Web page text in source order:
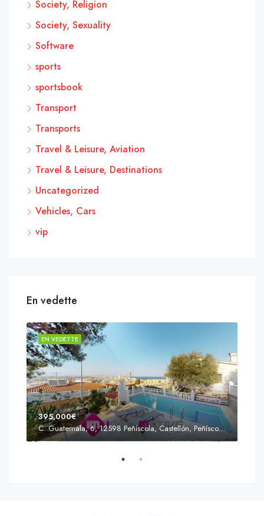
Society, Religion
Society, Sexuality
Software
sports
sportsbook
Transport
Transports
Travel & Leisure, Aviation
Travel & Leisure, Destinations
Uncategorized
Vehicles, Cars
vip
En vedette
EN VEDETTE
395,000€
C. Guatemala, 6, 12598 Peñíscola, Castellón, Peñíscola, Communauté valencienne